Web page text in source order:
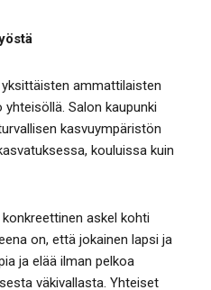
ammattilaisten
Salon kaupunki
kasvuympäristön
kouluissa kuin
askel kohti
on, että jokainen lapsi ja
ja elää ilman pelkoa
väkivallasta. Yhteiset